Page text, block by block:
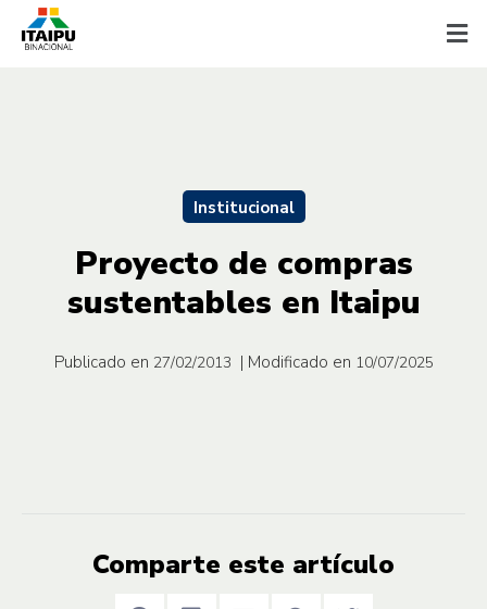
Institucional
Proyecto de compras
sustentables en Itaipu
Publicado en 27/02/2013 | Modificado en 10/07/2025
Comparte este artículo